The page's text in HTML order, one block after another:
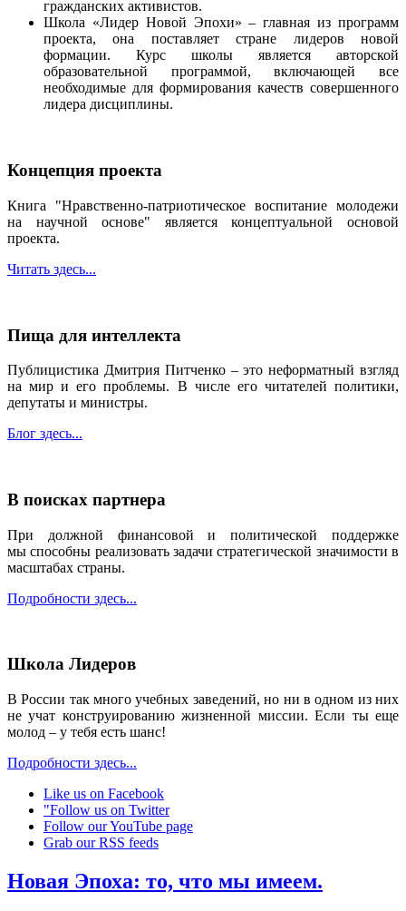
гражданских активистов.
Школа «Лидер Новой Эпохи» – главная из программ
проекта, она поставляет стране лидеров новой
формации. Курс школы является авторской
образовательной программой, включающей все
необходимые для формирования качеств совершенного
лидера дисциплины.
Концепция проекта
Книга "Нравственно-патриотическое воспитание молодежи
на научной основе" является концептуальной основой
проекта.
Читать здесь...
Пища для интеллекта
Публицистика Дмитрия Питченко – это неформатный взгляд
на мир и его проблемы. В числе его читателей политики,
депутаты и министры.
Блог здесь...
В поисках партнера
При должной финансовой и политической поддержке
мы способны реализовать задачи стратегической значимости в
масштабах страны.
Подробности здесь...
Школа Лидеров
В России так много учебных заведений, но ни в одном из них
не учат конструированию жизненной миссии. Если ты еще
молод – у тебя есть шанс!
Подробности здесь...
Like us on Facebook
"Follow us on Twitter
Follow our YouTube page
Grab our RSS feeds
Новая Эпоха: то, что мы имеем.